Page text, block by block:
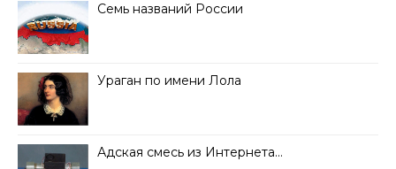
Семь названий России
Ураган по имени Лола
Адская смесь из Интернета…